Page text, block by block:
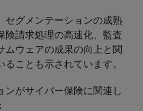
セグメンテーションの成熟
険請求処理の高速化、監査
ムウェアの成果の向上と関
ことも示されています。
ンがサイバー保険に関連し